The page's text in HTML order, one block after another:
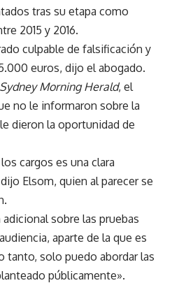
tras su etapa como
2015 y 2016.
culpable de falsificación y
euros, dijo el abogado.
Morning Herald, el
no le informaron sobre la
dieron la oportunidad de
cargos es una clara
Elsom, quien al parecer se
sobre las pruebas
aparte de la que es
tanto, solo puedo abordar las
públicamente».